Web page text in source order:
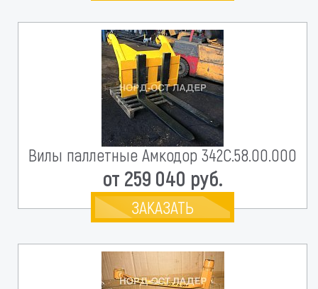
Вилы паллетные Амкодор 342С.58.00.000
от 259 040 руб.
ЗАКАЗАТЬ